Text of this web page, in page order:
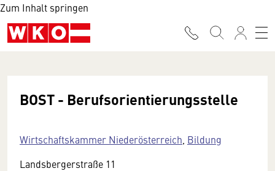
Zum Inhalt springen
BOST - Berufsorientierungsstelle
Wirtschaftskammer Niederösterreich Bildung
Landsbergerstraße 11